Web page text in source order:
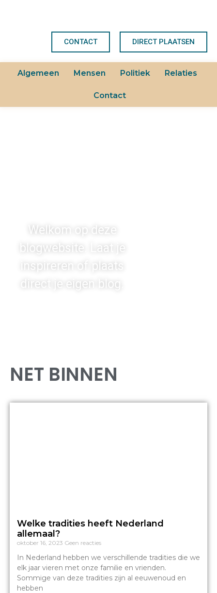
CONTACT DIRECT PLAATSEN
Algemeen Mensen Politiek Relaties
Contact
Welkom op deze
blogwebsite. Laat je
inspireren of plaats
direct je eigen blog.
NET BINNEN
Welke tradities heeft Nederland
allemaal?
oktober 16, 2023 Geen reacties
In Nederland hebben we verschillende tradities die we
elk jaar vieren met onze familie en vrienden.
Sommige van deze tradities zijn al eeuwenoud en
hebben